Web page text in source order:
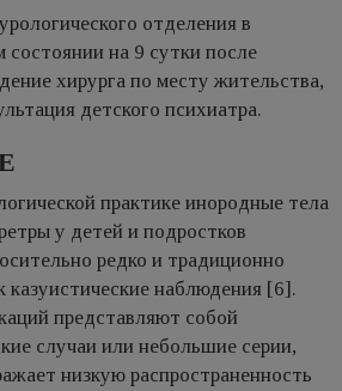
отделения в
состоянии на 9 сутки после
хирурга по месту жительства,
детского психиатра.
практике инородные тела
у детей и подростков
редко и традиционно
казуистические наблюдения [6].
представляют собой
случаи или небольшие серии,
низкую распространенность